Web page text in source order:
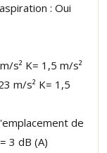
: Oui
s² K= 1,5 m/s²
m/s² K= 1,5
de
3 dB (A)